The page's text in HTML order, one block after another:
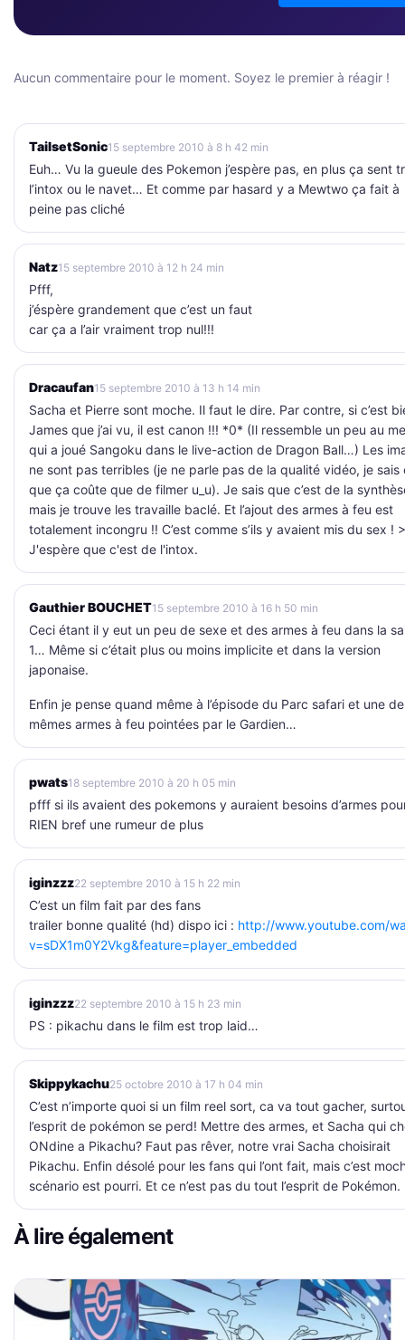
Aucun commentaire pour le moment. Soyez le premier à réagir !
TailsetSonic15 septembre 2010 à 8 h 42 min
Euh… Vu la gueule des Pokemon j’espère pas, en plus ça sent
l’intox ou le navet… Et comme par hasard y a Mewtwo ça fait à
peine pas cliché
Natz15 septembre 2010 à 12 h 24 min
Pfff,
j’éspère grandement que c’est un faut
car ça a l’air vraiment trop nul!!!
Dracaufan15 septembre 2010 à 13 h 14 min
Sacha et Pierre sont moche. Il faut le dire. Par contre, si c’est
James que j’ai vu, il est canon !!! *0* (Il ressemble un peu au
qui a joué Sangoku dans le live-action de Dragon Ball…) Les
ne sont pas terribles (je ne parle pas de la qualité vidéo, je sais
que ça coûte que de filmer u_u). Je sais que c’est de la
mais je trouve les travaille baclé. Et l’ajout des armes à feu est
totalement incongru !! C’est comme s’ils y avaient mis du sex !
J'espère que c'est de l'intox.
Gauthier BOUCHET15 septembre 2010 à 16 h 50 min
Ceci étant il y eut un peu de sexe et des armes à feu dans la
1… Même si c’était plus ou moins implicite et dans la version
japonaise.
Enfin je pense quand même à l’épisode du Parc safari et une
mêmes armes à feu pointées par le Gardien…
pwats18 septembre 2010 à 20 h 05 min
pfff si ils avaient des pokemons y auraient besoins d’armes
RIEN bref une rumeur de plus
iginzzz22 septembre 2010 à 15 h 22 min
C’est un film fait par des fans
trailer bonne qualité (hd) dispo ici : http://www.youtube.com/
v=sDX1m0Y2Vkg&feature=player_embedded
iginzzz22 septembre 2010 à 15 h 23 min
PS : pikachu dans le film est trop laid…
Skippykachu25 octobre 2010 à 17 h 04 min
C’est n’importe quoi si un film reel sort, ca va tout gacher,
l’esprit de pokémon se perd! Mettre des armes, et Sacha qui
ONdine a Pikachu? Faut pas rêver, notre vrai Sacha choisirait
Pikachu. Enfin désolé pour les fans qui l’ont fait, mais c’est
scénario est pourri. Et ce n’est pas du tout l’esprit de Pokémon.
À lire également